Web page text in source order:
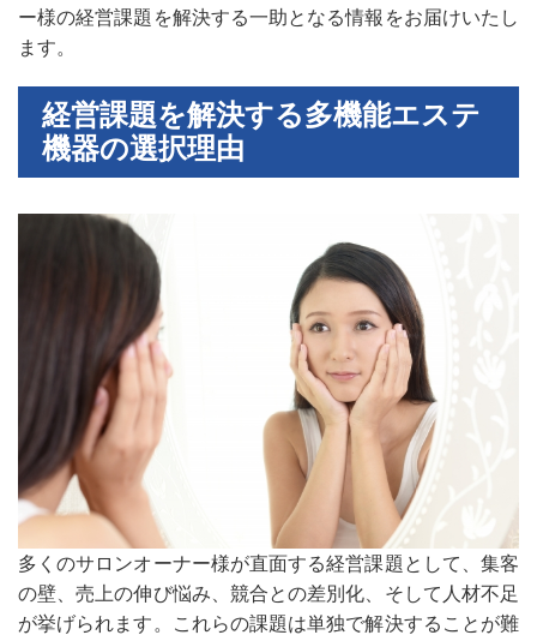
ー様の経営課題を解決する一助となる情報をお届けいたし
ます。
経営課題を解決する多機能エステ
機器の選択理由
多くのサロンオーナー様が直面する経営課題として、集客
の壁、売上の伸び悩み、競合との差別化、そして人材不足
が挙げられます。これらの課題は単独で解決することが難